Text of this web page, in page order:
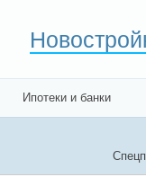
Ипотеки и банки